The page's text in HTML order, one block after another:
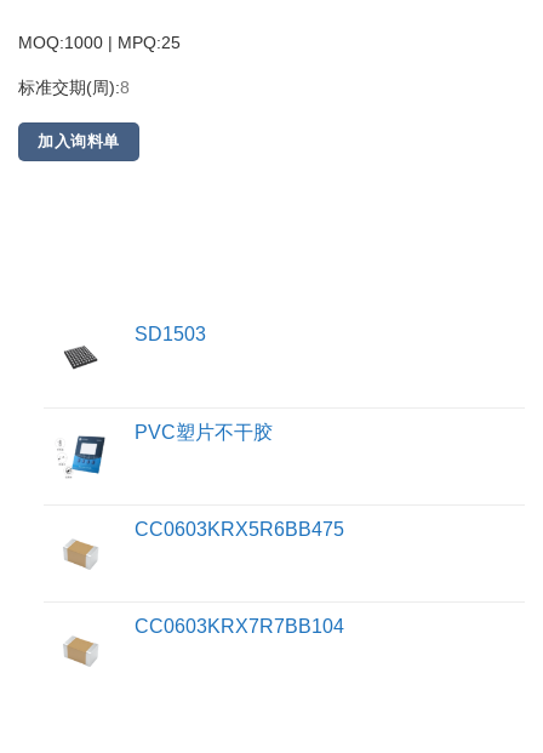
MOQ:1000 | MPQ:25
标准交期(周):8
加入询料单
SD1503
PVC塑片不干胶
CC0603KRX5R6BB475
CC0603KRX7R7BB104